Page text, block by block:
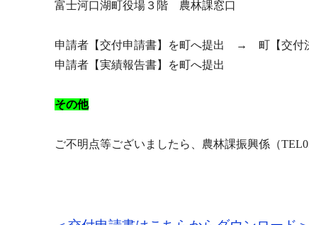
富士河口湖町役場３階 農林課窓口
申請者【交付申請書】を町へ提出 → 町【交
申請者【実績報告書】を町へ提出
その他
ご不明点等ございましたら、農林課振興係（